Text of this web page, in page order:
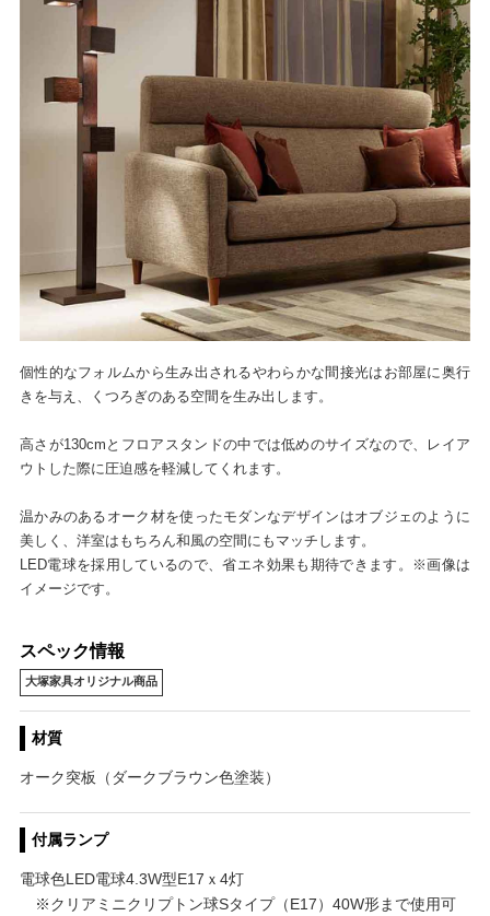
個性的なフォルムから生み出されるやわらかな間接光はお部屋に奥行
きを与え、くつろぎのある空間を生み出します。
高さが130cmとフロアスタンドの中では低めのサイズなので、レイア
ウトした際に圧迫感を軽減してくれます。
温かみのあるオーク材を使ったモダンなデザインはオブジェのように
美しく、洋室はもちろん和風の空間にもマッチします。
LED電球を採用しているので、省エネ効果も期待できます。※画像は
イメージです。
スペック情報
大塚家具オリジナル商品
材質
オーク突板（ダークブラウン色塗装）
付属ランプ
電球色LED電球4.3W型E17ｘ4灯
※クリアミニクリプトン球Sタイプ（E17）40W形まで使用可